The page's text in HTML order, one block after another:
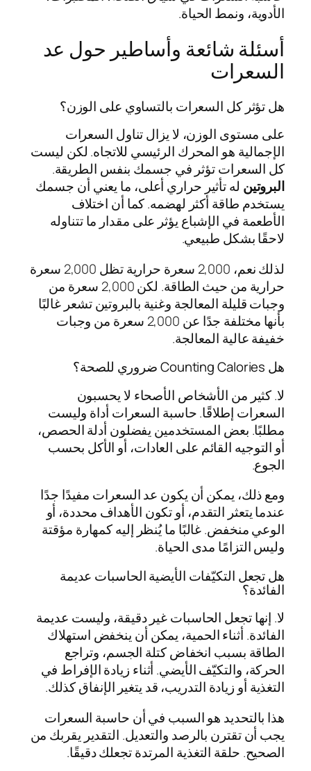
الأدوية، ونمط الحياة.
أسئلة شائعة وأساطير حول عد
السعرات
هل تؤثر كل السعرات بالتساوي على الوزن؟
على مستوى الوزن، لا يزال تناول السعرات
الإجمالية هو المحرك الرئيسي للاتجاه. لكن ليست
كل السعرات تؤثر في جسمك بنفس الطريقة.
البروتين له تأثير حراري أعلى، ما يعني أن جسمك
يستخدم طاقة أكثر لهضمه. كما أن اختلاف
الأطعمة في الإشباع يؤثر على مقدار ما تتناوله
لاحقًا بشكل طبيعي.
لذلك نعم، 2,000 سعرة حرارية تظل 2,000 سعرة
حرارية من حيث الطاقة. لكن 2,000 سعرة من
وجبات قليلة المعالجة وغنية بالبروتين تشعر غالبًا
بأنها مختلفة جدًا عن 2,000 سعرة من وجبات
خفيفة عالية المعالجة.
هل Counting Calories ضروري للصحة؟
لا. كثير من الأشخاص الأصحاء لا يحسبون
السعرات إطلاقًا. حاسبة السعرات أداة وليست
مطلبًا. بعض المستخدمين يفضلون أدلة الحصص،
أو التوجيه القائم على العادات، أو الأكل بحسب
الجوع.
ومع ذلك، يمكن أن يكون عد السعرات مفيدًا جدًا
عندما يتعثر التقدم، أو تكون الأهداف محددة، أو
الوعي منخفض. غالبًا ما يُنظر إليه كمهارة مؤقتة
وليس التزامًا مدى الحياة.
هل تجعل التكيّفات الأيضية الحاسبات عديمة
الفائدة؟
لا. إنها تجعل الحاسبات غير دقيقة، وليست عديمة
الفائدة. أثناء الحمية، يمكن أن ينخفض استهلاك
الطاقة بسبب انخفاض كتلة الجسم، وتراجع
الحركة، والتكيّف الأيضي. أثناء زيادة الإفراط في
التغذية أو زيادة التدريب، قد يتغير الإنفاق كذلك.
هذا بالتحديد هو السبب في أن حاسبة السعرات
يجب أن تقترن بالرصد والتعديل. التقدير يقربك من
الصحيح. حلقة التغذية المرتدة تجعلك دقيقًا.